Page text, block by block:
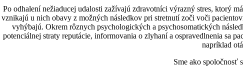
Po odhalení nežiaducej udalosti zažívajú zdravotníci výrazný stres, ktorý
vznikajú u nich obavy z možných následkov pri stretnutí zoči voči
vyhýbajú. Okrem rôznych psychologických a psychosomatických
potenciálnej straty reputácie, informovania o zlyhaní a ospravedlnenia sa
napríklad
Sme ako spoločnosť